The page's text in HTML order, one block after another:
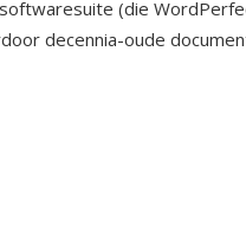
(die
decennia-oude